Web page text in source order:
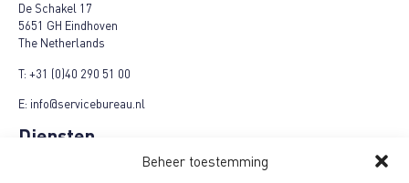
Beheer toestemming
De Schakel 17
5651 GH Eindhoven
The Netherlands
T: +31 (0)40 290 51 00
E: info@servicebureau.nl
Diensten